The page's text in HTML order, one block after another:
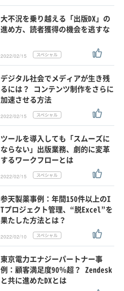
大不況を乗り越える「出版DX」の
進め方、読者獲得の機会を逃すな
2022/02/15
デジタル社会でメディアが生き残
るには？ コンテンツ制作をさらに
加速させる方法
2022/02/15
ツールを導入しても「スムーズに
ならない」出版業務、劇的に変革
するワークフローとは
2022/02/15
参天製薬事例：年間150件以上のI
Tプロジェクト管理、“脱Excel”を
果たした方法とは？
2022/02/10
東京電力エナジーパートナー事
例：顧客満足度90％超？ Zendesk
と共に進めたDXとは